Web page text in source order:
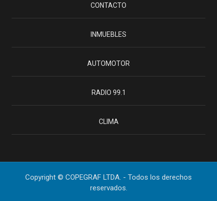
CONTACTO
INMUEBLES
AUTOMOTOR
RADIO 99.1
CLIMA
Copyright © COPEGRAF LTDA. - Todos los derechos
reservados.